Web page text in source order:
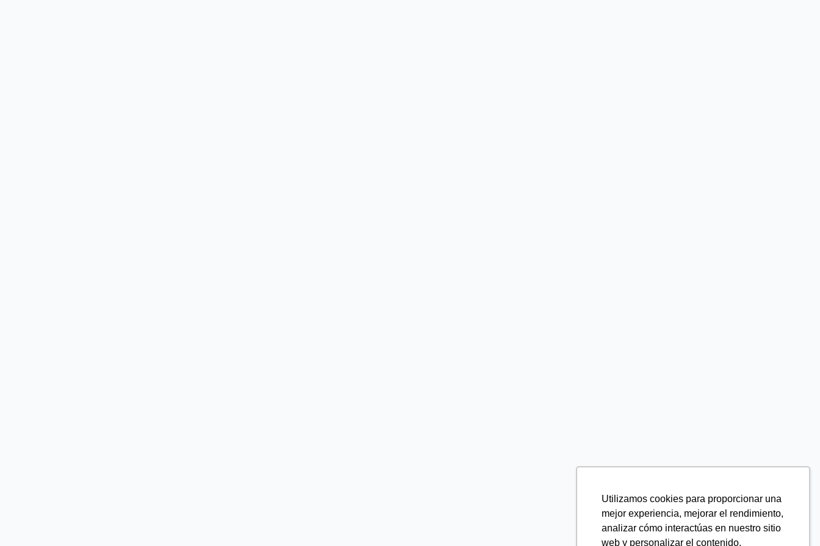
Utilizamos cookies para proporcionar una
mejor experiencia, mejorar el rendimiento,
analizar cómo interactúas en nuestro sitio
web y personalizar el contenido.